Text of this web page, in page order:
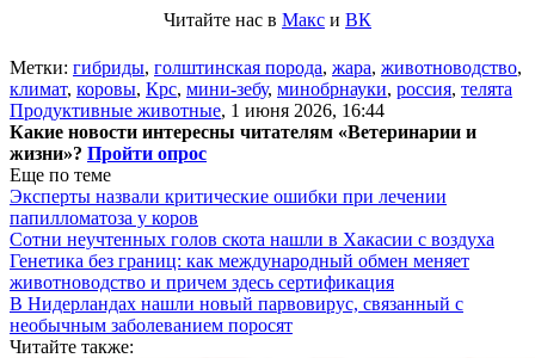
Читайте нас в Макс и ВК
Метки: гибриды, голштинская порода, жара, животноводство,
климат, коровы, Крс, мини-зебу, минобрнауки, россия, телята
Продуктивные животные, 1 июня 2026, 16:44
Какие новости интересны читателям «Ветеринарии и
жизни»? Пройти опрос
Еще по теме
Эксперты назвали критические ошибки при лечении
папилломатоза у коров
Сотни неучтенных голов скота нашли в Хакасии с воздуха
Генетика без границ: как международный обмен меняет
животноводство и причем здесь сертификация
В Нидерландах нашли новый парвовирус, связанный с
необычным заболеванием поросят
Читайте также: